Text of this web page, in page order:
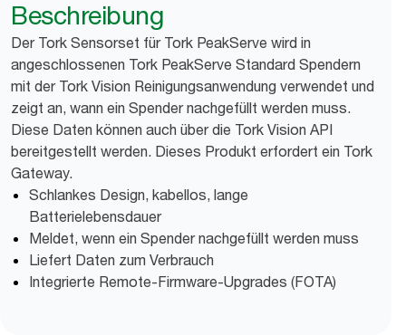
Beschreibung
Der Tork Sensorset für Tork PeakServe wird in
angeschlossenen Tork PeakServe Standard Spendern
mit der Tork Vision Reinigungsanwendung verwendet und
zeigt an, wann ein Spender nachgefüllt werden muss.
Diese Daten können auch über die Tork Vision API
bereitgestellt werden. Dieses Produkt erfordert ein Tork
Gateway.
Schlankes Design, kabellos, lange
Batterielebensdauer
Meldet, wenn ein Spender nachgefüllt werden muss
Liefert Daten zum Verbrauch
Integrierte Remote-Firmware-Upgrades (FOTA)